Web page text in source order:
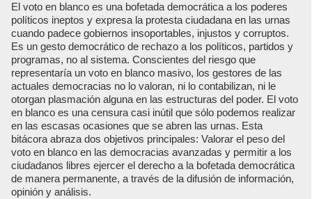
El voto en blanco es una bofetada democrática a los poderes
políticos ineptos y expresa la protesta ciudadana en las urnas
cuando padece gobiernos insoportables, injustos y corruptos.
Es un gesto democrático de rechazo a los políticos, partidos y
programas, no al sistema. Conscientes del riesgo que
representaría un voto en blanco masivo, los gestores de las
actuales democracias no lo valoran, ni lo contabilizan, ni le
otorgan plasmación alguna en las estructuras del poder. El voto
en blanco es una censura casi inútil que sólo podemos realizar
en las escasas ocasiones que se abren las urnas. Esta
bitácora abraza dos objetivos principales: Valorar el peso del
voto en blanco en las democracias avanzadas y permitir a los
ciudadanos libres ejercer el derecho a la bofetada democrática
de manera permanente, a través de la difusión de información,
opinión y análisis.